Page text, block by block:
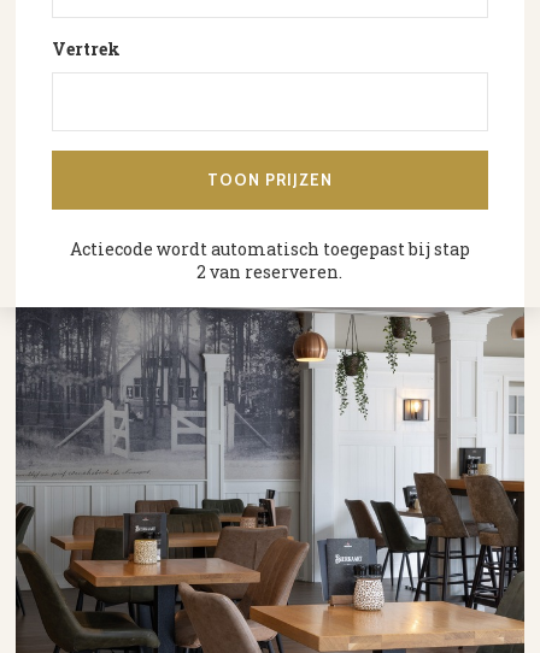
Vertrek
Actiecode wordt automatisch toegepast bij stap
2 van reserveren.